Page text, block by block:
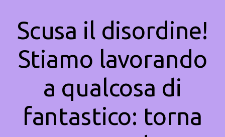
Scusa il disordine!
Stiamo lavorando
a qualcosa di
fantastico: torna